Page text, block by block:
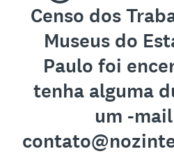
Censo dos
Museus do
Paulo foi
tenha alguma
um -